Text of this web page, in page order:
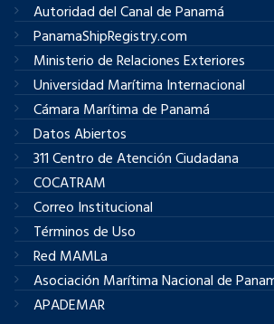
Autoridad del Canal de Panamá
PanamaShipRegistry.com
Ministerio de Relaciones Exteriores
Universidad Marítima Internacional
Cámara Marítima de Panamá
Datos Abiertos
311 Centro de Atención Ciudadana
COCATRAM
Correo Institucional
Términos de Uso
Red MAMLa
Asociación Marítima Nacional de
APADEMAR